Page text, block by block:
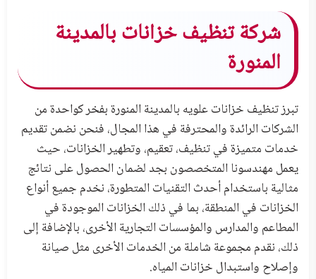
شركة تنظيف خزانات بالمدينة
المنورة
تبرز تنظيف خزانات علويه بالمدينة المنورة بفخر كواحدة من
الشركات الرائدة والمحترفة في هذا المجال، فنحن نضمن تقديم
خدمات متميزة في تنظيف، تعقيم، وتطهير الخزانات، حيث
يعمل مهندسونا المتخصصون بجد لضمان الحصول على نتائج
مثالية باستخدام أحدث التقنيات المتطورة، نخدم جميع أنواع
الخزانات في المنطقة، بما في ذلك الخزانات الموجودة في
المطاعم والمدارس والمؤسسات التجارية الأخرى، بالإضافة إلى
ذلك، نقدم مجموعة شاملة من الخدمات الأخرى مثل صيانة
وإصلاح واستبدال خزانات المياه.